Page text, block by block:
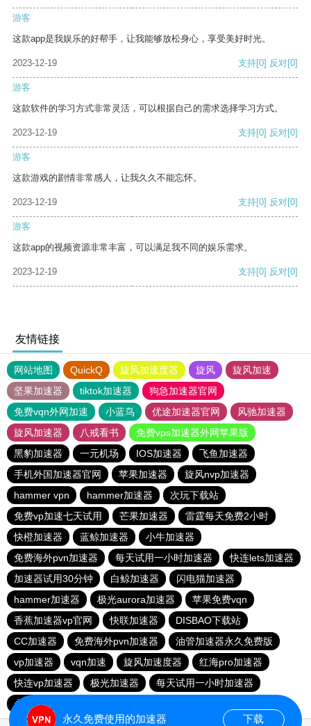
游客
这款app是我娱乐的好帮手，让我能够放松身心，享受美好时光。
2023-12-19 支持[0] 反对[0]
游客
这款软件的学习方式非常灵活，可以根据自己的需求选择学习方式。
2023-12-19 支持[0] 反对[0]
游客
这款游戏的剧情非常感人，让我久久不能忘怀。
2023-12-19 支持[0] 反对[0]
游客
这款app的视频资源非常丰富，可以满足我不同的娱乐需求。
2023-12-19 支持[0] 反对[0]
友情链接
网站地图 QuickQ 旋风加速度器 旋风
旋风加速
坚果加速器
tiktok加速器
狗急加速器官网
免费vqn外网加速
小蓝鸟 优途加速器官网
风驰加速器
旋风加速器
八戒看书
免费vps加速器外网苹果版
黑豹加速器
一元机场 IOS加速器
飞鱼加速器
手机外国加速器官网
苹果加速器
旋风nvp加速器
hammer vpn
hammer加速器
次玩下载站
免费vp加速七天试用
芒果加速器
雷霆每天免费2小时
快橙加速器
蓝鲸加速器
小牛加速器
免费海外pvn加速器
每天试用一小时加速器
快连lets加速器
加速器试用30分钟
白鲸加速器
闪电猫加速器
hammer加速器
极光aurora加速器
苹果免费vqn
香蕉加速器vp官网
快联加速器
DISBAO下载站
CC加速器
免费海外pvn加速器
油管加速器永久免费版
vp加速器
vqn加速 旋风加速度器
红海pro加速器
快连vp加速器
极光加速器
每天试用一小时加速器
永久不收费的海外加速器
永久免费使用的加速器 下载